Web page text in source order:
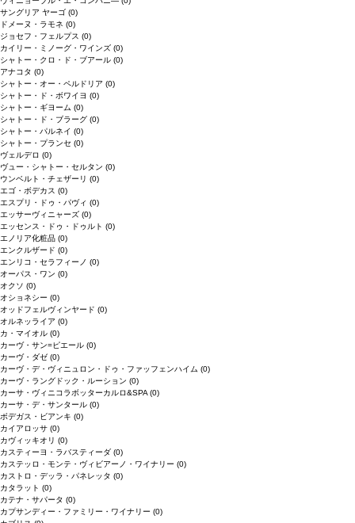
サングリア ヤーゴ (0)
ドメーヌ・ラモネ (0)
ジョセフ・フェルプス (0)
カイリー・ミノーグ・ワインズ (0)
シャトー・クロ・ド・ブアール (0)
アナコタ (0)
シャトー・オー・ペルドリア (0)
シャトー・ド・ボワイヨ (0)
シャトー・ギヨーム (0)
シャトー・ド・ブラーグ (0)
シャトー・パルネイ (0)
シャトー・プランセ (0)
ヴェルデロ (0)
ヴュー・シャトー・セルタン (0)
ウンベルト・チェザーリ (0)
エゴ・ボデカス (0)
エスプリ・ドゥ・パヴィ (0)
エッサーヴィニャーズ (0)
エッセンス・ドゥ・ドゥルト (0)
エノリア化粧品 (0)
エンクルザード (0)
エンリコ・セラフィーノ (0)
オーパス・ワン (0)
オクソ (0)
オショネシー (0)
オッドフェルヴィンヤード (0)
オルネッライア (0)
カ・マイオル (0)
カーヴ・サン=ピエール (0)
カーヴ・ダゼ (0)
カーヴ・デ・ヴィニュロン・ドゥ・ファッフェンハイム (0)
カーヴ・ラングドック・ルーション (0)
カーサ・ヴィニコラボッターカルロ&SPA (0)
カーサ・デ・サンタール (0)
ボデガス・ビアンキ (0)
カイアロッサ (0)
カヴィッキオリ (0)
カスティーヨ・ラバスティーダ (0)
カステッロ・モンテ・ヴィビアーノ・ワイナリー (0)
カストロ・デッラ・パネレッタ (0)
カタラット (0)
カテナ・サパータ (0)
カプサンディー・ファミリー・ワイナリー (0)